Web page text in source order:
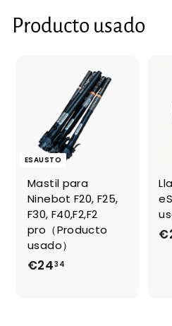
Producto usado
ESAUSTO
Mastil para
Ninebot F20, F25,
F30, F40,F2,F2
pro（Producto
usado）
€2434